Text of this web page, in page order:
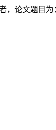
题目为：